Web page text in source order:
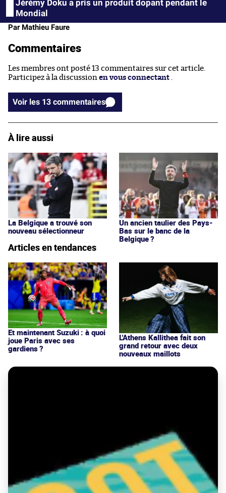
Jérémy Doku a pris un produit dopant pendant le
Mondial
Par Mathieu Faure
Commentaires
Les membres ont posté 13 commentaires sur cet article.
Participez à la discussion en vous connectant .
Voir les 13 commentaires
À lire aussi
La Belgique a trouvé son
nouveau sélectionneur
Un ancien taulier des Pays-
Bas sur le banc de la
Belgique ?
Articles en tendances
Et maintenant Suzuki : à quoi
joue Paris avec ses
gardiens ?
L'Athens Kallithea fait son
grand retour avec deux
nouveaux maillots